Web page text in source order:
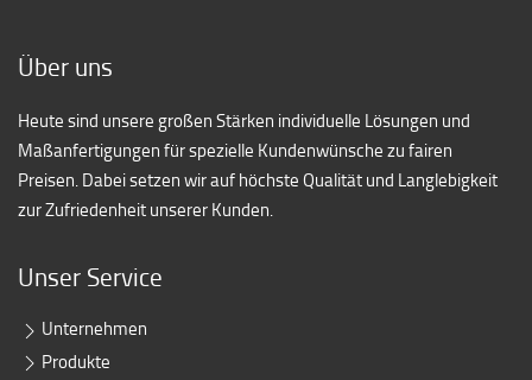
Über uns
Heute sind unsere großen Stärken individuelle Lösungen und
Maßanfertigungen für spezielle Kundenwünsche zu fairen
Preisen. Dabei setzen wir auf höchste Qualität und Langlebigkeit
zur Zufriedenheit unserer Kunden.
Unser Service
Unternehmen
Produkte